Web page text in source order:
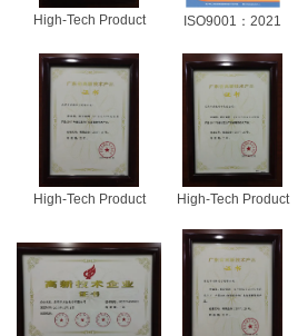
ISO9001：2021
High-Tech Product
High-Tech Product
High-Tech Product